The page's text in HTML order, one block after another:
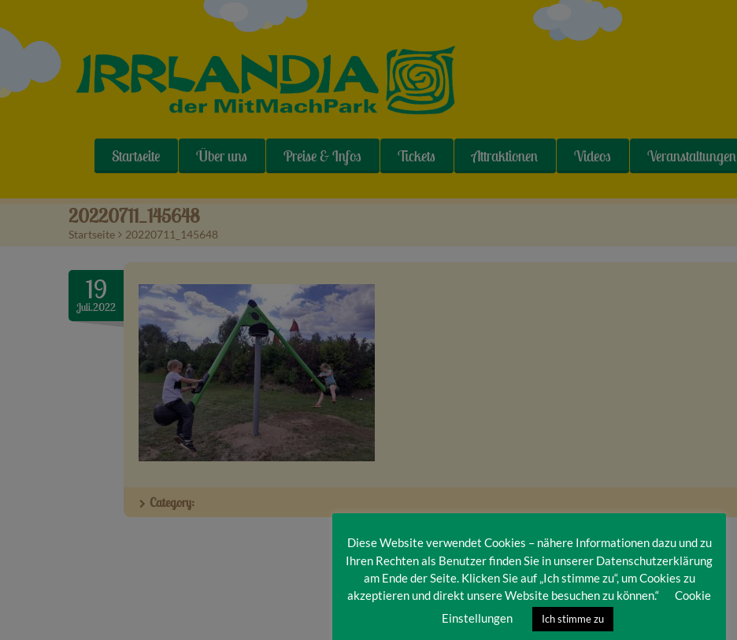
Startseite Über uns Preise & Infos Tickets Attraktionen Videos Veranstaltungen
20220711_145648
Startseite > 20220711_145648
19
Juli.2022
Category:
Diese Website verwendet Cookies – nähere Informationen dazu und zu
Ihren Rechten als Benutzer finden Sie in unserer Datenschutzerklärung
am Ende der Seite. Klicken Sie auf „Ich stimme zu“, um Cookies zu
akzeptieren und direkt unsere Website besuchen zu können.“
Cookie
Einstellungen
Ich stimme zu